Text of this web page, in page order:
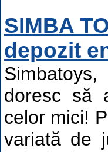
SIMBA
depozit
doresc să
celor mici!
variată de